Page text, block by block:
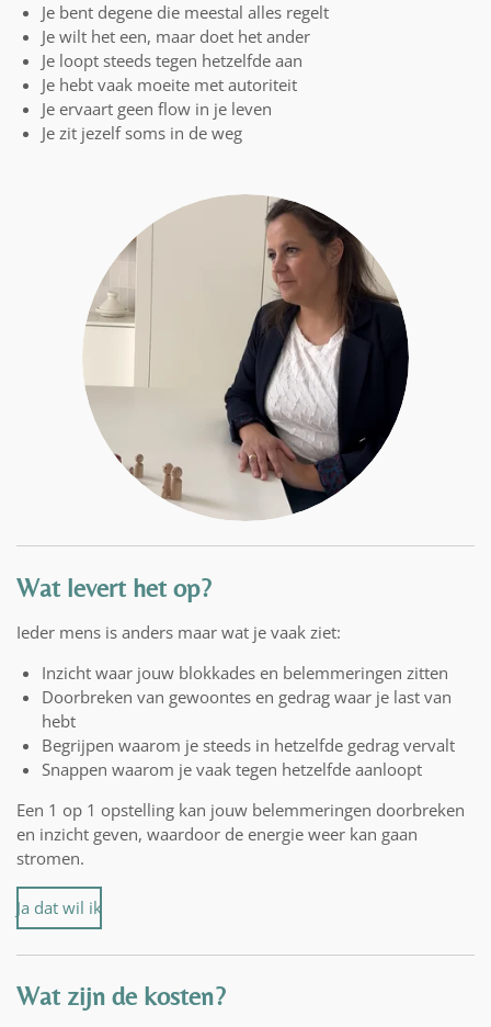
Je bent degene die meestal alles regelt
Je wilt het een, maar doet het ander
Je loopt steeds tegen hetzelfde aan
Je hebt vaak moeite met autoriteit
Je ervaart geen flow in je leven
Je zit jezelf soms in de weg
Wat levert het op?
Ieder mens is anders maar wat je vaak ziet:
Inzicht waar jouw blokkades en belemmeringen zitten
Doorbreken van gewoontes en gedrag waar je last van
hebt
Begrijpen waarom je steeds in hetzelfde gedrag vervalt
Snappen waarom je vaak tegen hetzelfde aanloopt
Een 1 op 1 opstelling kan jouw belemmeringen doorbreken
en inzicht geven, waardoor de energie weer kan gaan
stromen.
Ja dat wil ik
Wat zijn de kosten?